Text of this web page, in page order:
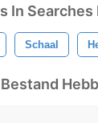
In Searches
Schaal